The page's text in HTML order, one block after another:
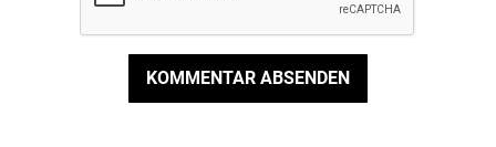
KOMMENTAR ABSENDEN